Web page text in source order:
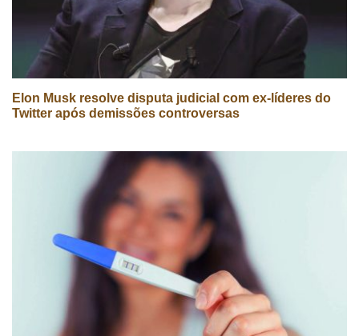
Elon Musk resolve disputa judicial com ex-líderes do
Twitter após demissões controversas